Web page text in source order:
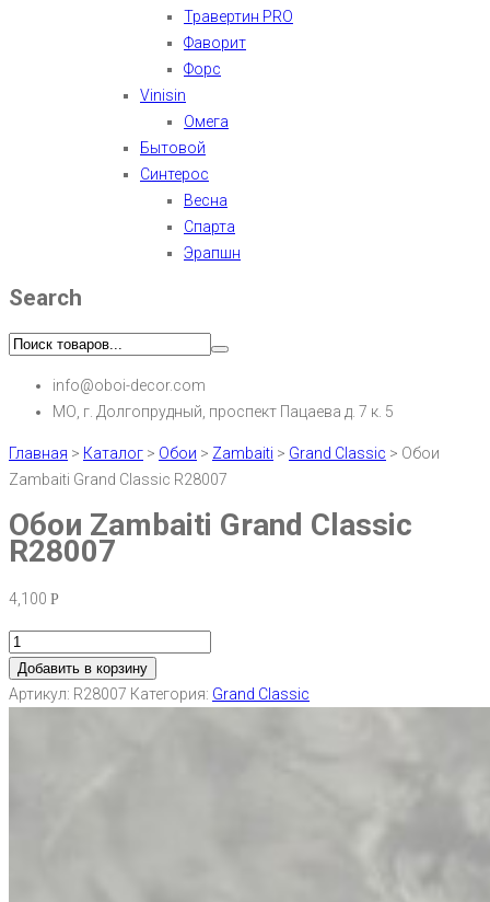
Травертин PRO
Фаворит
Форс
Vinisin
Омега
Бытовой
Синтерос
Весна
Спарта
Эрапшн
Search
info@oboi-decor.com
МО, г. Долгопрудный, проспект Пацаева д. 7 к. 5
Главная > Каталог > Обои > Zambaiti > Grand Classic > Обои
Zambaiti Grand Classic R28007
Обои Zambaiti Grand Classic
R28007
4,100 Р
Добавить в корзину
Артикул: R28007 Категория: Grand Classic